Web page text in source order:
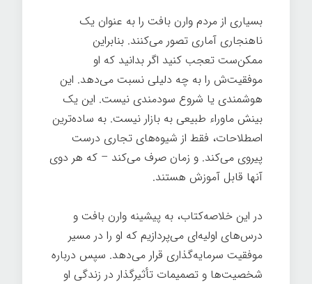
بسیاری از مردم وارن بافت را به عنوان یک
ناهنجاری آماری تصور می‌کنند. بنابراین
ممکن‌ست تعجب کنید اگر بدانید که او
موفقیت‌ش را به چه دلیلی نسبت می‌دهد. این
هوشمندی یا شروع سودمندی نیست. این یک
بینش ماوراء طبیعی به بازار نیست. به ساده‌ترین
اصطلاحات، فقط از شیوه‌های تجاری درست
پیروی می‌کند. و زمان صرف می‌کند – که هر دوی
آنها قابل آموزش هستند.
در این خلاصه‌کتاب، به پیشینه وارن بافت و
درس‌های اولیه‌ای می‌پردازیم که او را در مسیر
موفقیت سرمایه‌گذاری قرار می‌دهد. سپس درباره
شخصیت‌ها و تصمیمات تأثیرگذار در زندگی او